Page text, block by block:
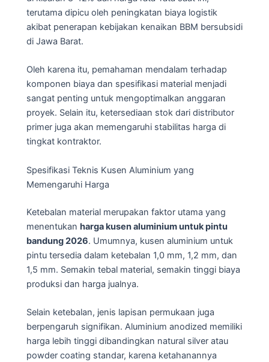
terutama dipicu oleh peningkatan biaya logistik
akibat penerapan kebijakan kenaikan BBM bersubsidi
di Jawa Barat.
Oleh karena itu, pemahaman mendalam terhadap
komponen biaya dan spesifikasi material menjadi
sangat penting untuk mengoptimalkan anggaran
proyek. Selain itu, ketersediaan stok dari distributor
primer juga akan memengaruhi stabilitas harga di
tingkat kontraktor.
Spesifikasi Teknis Kusen Aluminium yang
Memengaruhi Harga
Ketebalan material merupakan faktor utama yang
menentukan harga kusen aluminium untuk pintu
bandung 2026. Umumnya, kusen aluminium untuk
pintu tersedia dalam ketebalan 1,0 mm, 1,2 mm, dan
1,5 mm. Semakin tebal material, semakin tinggi biaya
produksi dan harga jualnya.
Selain ketebalan, jenis lapisan permukaan juga
berpengaruh signifikan. Aluminium anodized memiliki
harga lebih tinggi dibandingkan natural silver atau
powder coating standar, karena ketahanannya